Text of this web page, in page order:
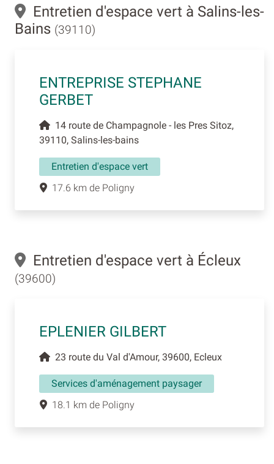
Entretien d'espace vert à Salins-les-
Bains (39110)
ENTREPRISE STEPHANE
GERBET
14 route de Champagnole - les Pres Sitoz,
39110, Salins-les-bains
Entretien d'espace vert
17.6 km de Poligny
Entretien d'espace vert à Écleux
(39600)
EPLENIER GILBERT
23 route du Val d'Amour, 39600, Ecleux
Services d'aménagement paysager
18.1 km de Poligny